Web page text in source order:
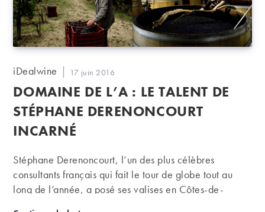
Auteur/autrice
la
publication :
iDealwine
Publication
publiée :
17 juin 2016
DOMAINE DE L’A : LE TALENT DE
STÉPHANE DERENONCOURT
INCARNÉ
Stéphane Derenoncourt, l’un des plus célèbres
consultants français qui fait le tour de globe tout au
long de l’année, a posé ses valises en Côtes-de-